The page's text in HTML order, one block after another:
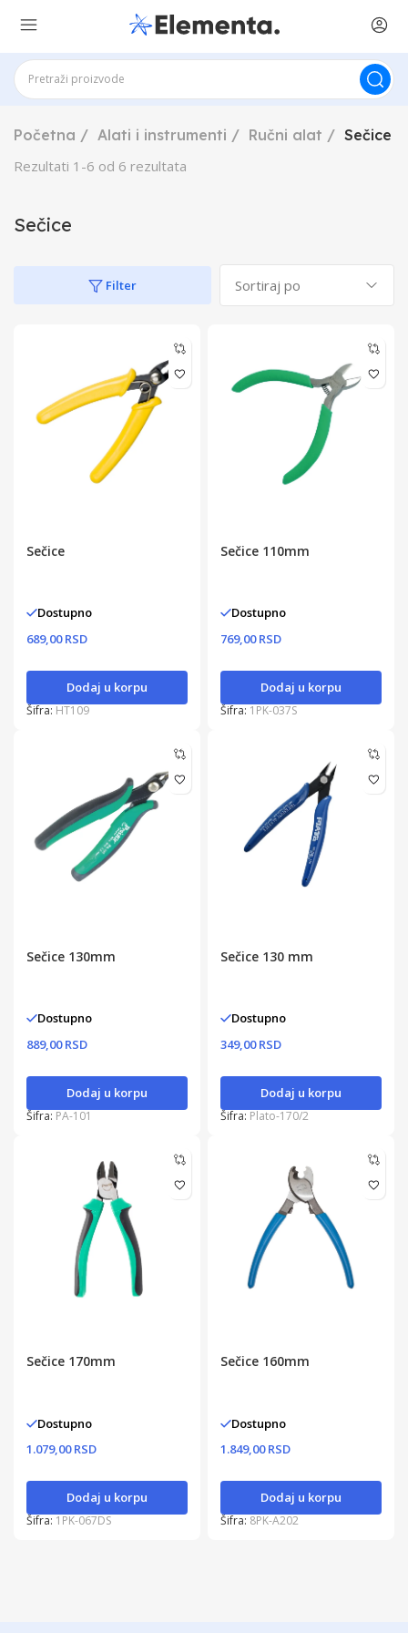
Početna Alati i instrumenti Ručni alat
Sečice
Rezultati 1 -6 od 6 rezultata
Sečice
Filter
Sečice
Dostupno
689,00 RSD
Dodaj u korpu
Šifra: HT109
Sečice 110mm
Dostupno
769,00 RSD
Dodaj u korpu
Šifra: 1PK-037S
Sečice 130mm
Dostupno
889,00 RSD
Dodaj u korpu
Šifra: PA-101
Sečice 130 mm
Dostupno
349,00 RSD
Dodaj u korpu
Šifra: Plato-170/2
Sečice 170mm
Dostupno
1.079,00 RSD
Dodaj u korpu
Šifra: 1PK-067DS
Sečice 160mm
Dostupno
1.849,00 RSD
Dodaj u korpu
Šifra: 8PK-A202